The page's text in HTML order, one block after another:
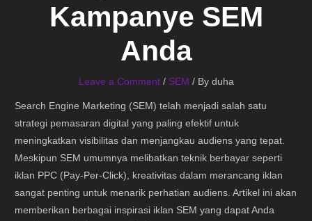
Kampanye SEM
Anda
Leave a Comment / SEM / By duha
Search Engine Marketing (SEM) telah menjadi salah satu
strategi pemasaran digital yang paling efektif untuk
meningkatkan visibilitas dan menjangkau audiens yang tepat.
Meskipun SEM umumnya melibatkan teknik berbayar seperti
iklan PPC (Pay-Per-Click), kreativitas dalam merancang iklan
sangat penting untuk menarik perhatian audiens. Artikel ini akan
memberikan berbagai inspirasi iklan SEM yang dapat Anda